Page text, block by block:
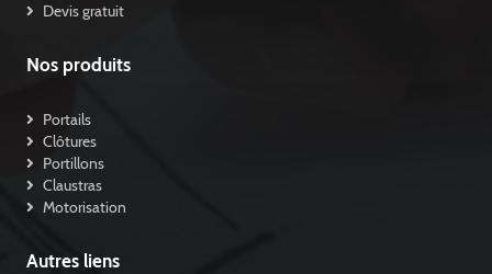
Devis gratuit
Nos produits
Portails
Clôtures
Portillons
Claustras
Motorisation
Autres liens